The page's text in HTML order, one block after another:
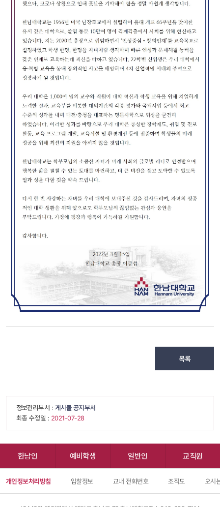
목록
정보관리부서 : 게시물 공지부서
최종 수정일 : 2021-07-28
한남인 예비학생 일반인 교직원
개인정보처리방침 입찰정보 교내 전화번호 조직도 오시